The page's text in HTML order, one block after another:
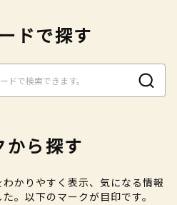
ドで探す
から探す
かりやすく表示、気になる情報
。以下のマークが目印です。